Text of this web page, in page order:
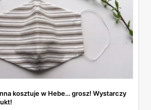
kosztuje w Hebe… grosz! Wystarczy